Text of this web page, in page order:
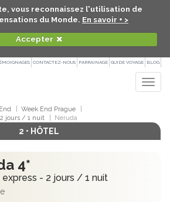
vous reconnaissez l'utilisation de
du Monde. En savoir + >
Accepter
CONTACTEZ-NOUS PARRAINAGE GUIDE VOYAGE BLOG
Week End Prague
2 jours / 1 nuit
Neruda
2 • HÔTEL
4*
express - 2 jours / 1 nuit